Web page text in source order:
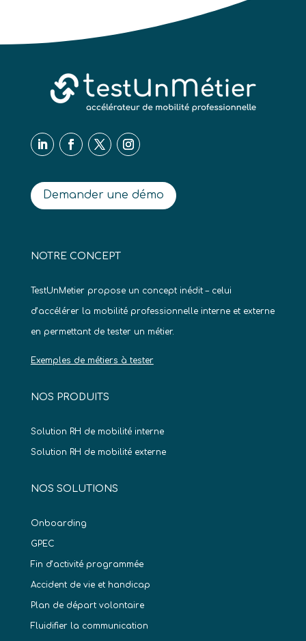
Demander une démo
NOTRE CONCEPT
TestUnMetier propose un concept inédit – celui
d’accélérer la mobilité professionnelle interne et externe
en permettant de tester un métier.
Exemples de métiers à tester
NOS PRODUITS
Solution RH de mobilité interne
Solution RH de mobilité externe
NOS SOLUTIONS
Onboarding
GPEC
Fin d’activité programmée
Accident de vie et handicap
Plan de départ volontaire
Fluidifier la communication